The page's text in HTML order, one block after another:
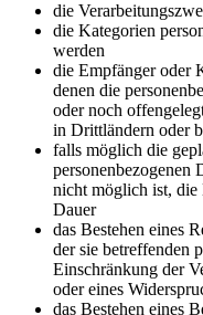
die
die Kategorien
werden
die Empfänger oder
denen die
oder noch
in Drittländern oder
falls möglich die
personenbezogenen
nicht möglich ist, die
Dauer
das Bestehen eines
der sie betreffenden
Einschränkung der
oder eines
das Bestehen eines